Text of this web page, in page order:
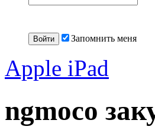
Запомнить меня
Apple iPad
ngmoco